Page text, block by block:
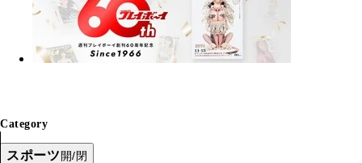
Category
スポーツ開/閉